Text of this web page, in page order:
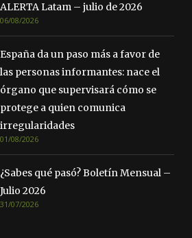
ALERTA Latam – julio de 2026
06/08/2026
España da un paso más a favor de
las personas informantes: nace el
órgano que supervisará cómo se
protege a quien comunica
irregularidades
01/08/2026
¿Sabes qué pasó? Boletín Mensual –
Julio 2026
31/07/2026